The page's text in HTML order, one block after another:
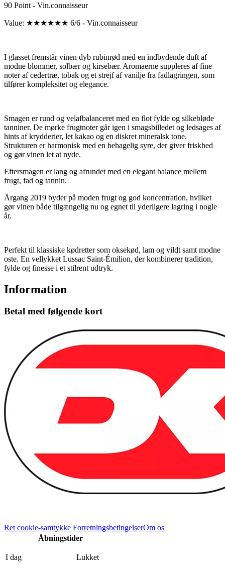
90 Point - Vin.connaisseur
Value: ★★★★★★ 6/6 - Vin.connaisseur
I glasset fremstår vinen dyb rubinrød med en indbydende duft af
modne blommer, solbær og kirsebær. Aromaerne suppleres af fine
noter af cedertræ, tobak og et strejf af vanilje fra fadlagringen, som
tilfører kompleksitet og elegance.
Smagen er rund og velafbalanceret med en flot fylde og silkebløde
tanniner. De mørke frugtnoter går igen i smagsbilledet og ledsages af
hints af krydderier, let kakao og en diskret mineralsk tone.
Strukturen er harmonisk med en behagelig syre, der giver friskhed
og gør vinen let at nyde.
Eftersmagen er lang og afrundet med en elegant balance mellem
frugt, fad og tannin.
Årgang 2019 byder på moden frugt og god koncentration, hvilket
gør vinen både tilgængelig nu og egnet til yderligere lagring i nogle
år.
Perfekt til klassiske kødretter som oksekød, lam og vildt samt modne
oste. En vellykket Lussac Saint-Émilion, der kombinerer tradition,
fylde og finesse i et stilrent udtryk.
Information
Betal med følgende kort
Ret cookie-samtykke ForretningsbetingelserOm os
Åbningstider
I dag Lukket